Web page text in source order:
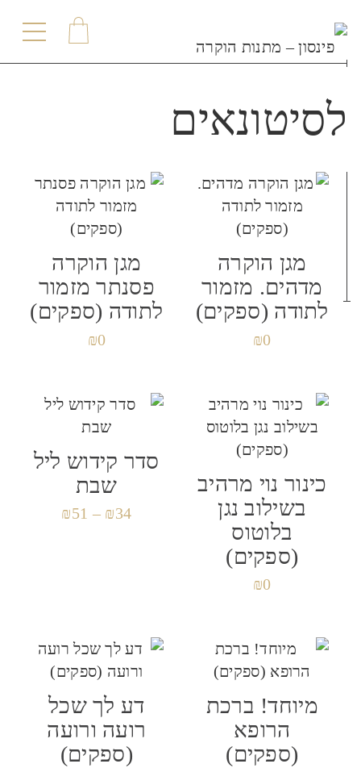
לסיטונאים
מגן הוקרה
מדהים. מזמור
לתודה (ספקים)
₪0
מגן הוקרה
פסנתר מזמור
לתודה (ספקים)
₪0
כינור נוי מרהיב
בשילוב נגן
בלוטוס
(ספקים)
₪0
סדר קידוש ליל
שבת
₪34
–
₪51
מיוחד! ברכת
הרופא
(ספקים)
דע לך שכל
רועה ורועה
(ספקים)